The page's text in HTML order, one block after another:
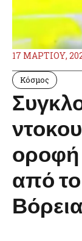
17 ΜΑΡΤΊΟΥ,
Κόσμος
οροφή
από